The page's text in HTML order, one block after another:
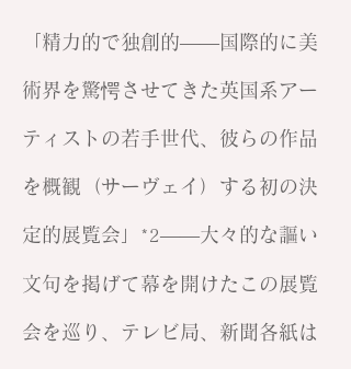
「精力的で独創的——国際的に美
術界を驚愕させてきた英国系アー
ティストの若手世代、彼らの作品
を概観（サーヴェイ）する初の決
定的展覧会」 *2——大々的な謳い
文句を掲げて幕を開けたこの展覧
会を巡り、テレビ局、新聞各紙は